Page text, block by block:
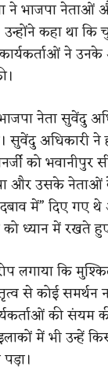
ने भाजपा नेताओं
उन्होंने कहा था
ने
नेता सुवेंदु
सुवेंदु अधिकारी ने
को भवानीपुर
और उसके
में” दिए गए
को ध्यान में रखते
लगाया कि
से कोई समर्थन
की संयम
में भी उन्हें